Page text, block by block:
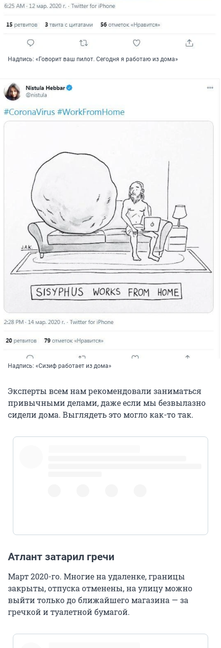
Надпись: «Говорит ваш пилот. Сегодня я работаю из дома»
Надпись: «Сизиф работает из дома»
Эксперты всем нам рекомендовали заниматься
привычными делами, даже если мы безвылазно
сидели дома. Выглядеть это могло как-то так.
Атлант затарил гречи
Март 2020-го. Многие на удаленке, границы
закрыты, отпуска отменены, на улицу можно
выйти только до ближайшего магазина — за
гречкой и туалетной бумагой.
pic.twitter.com/mujzBnelmS